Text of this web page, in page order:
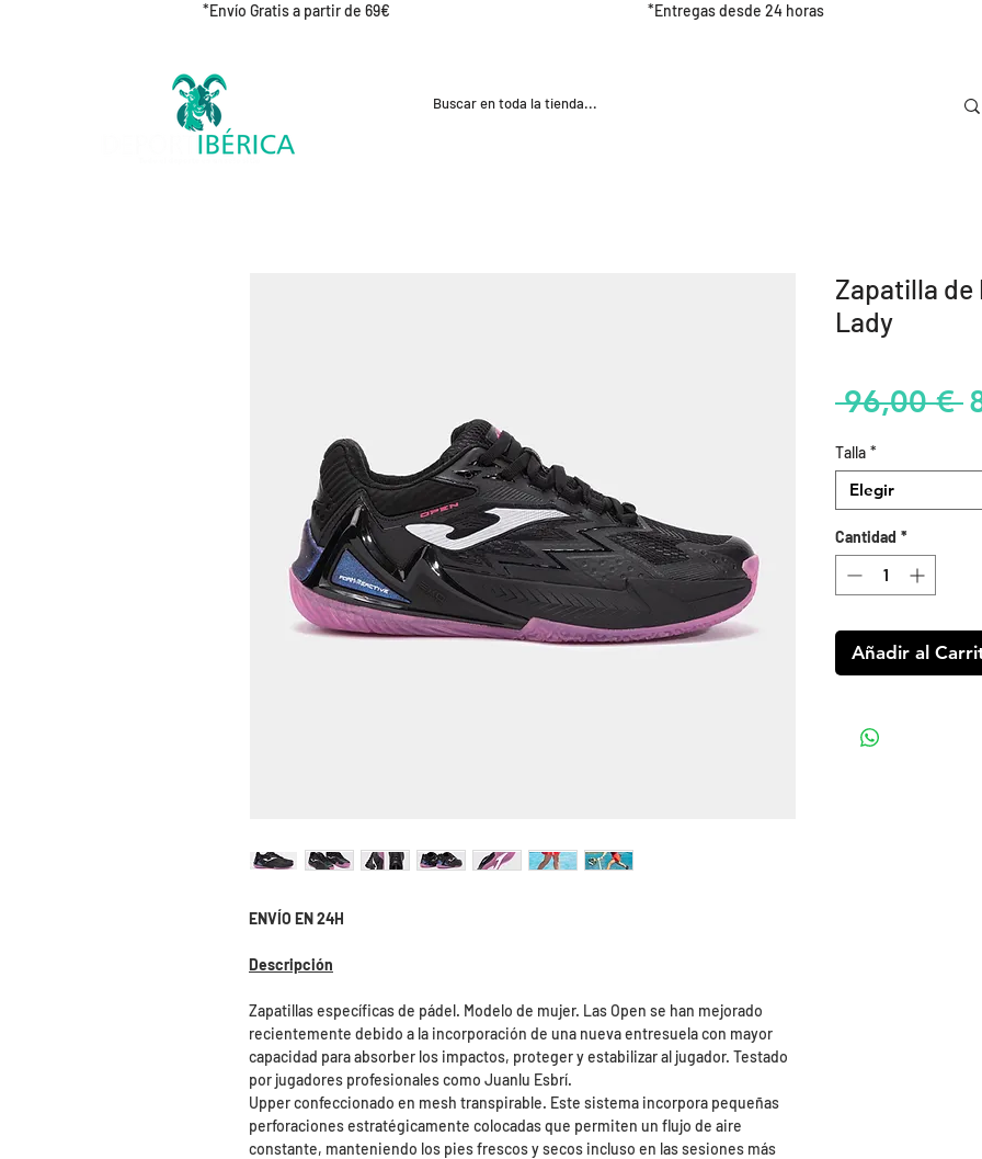
*Envío Gratis a partir de 69€ *Entregas desde 24 horas
ENVÍO EN 24H
Descripción
Zapatillas específicas de pádel. Modelo de mujer. Las Open se han mejorado
recientemente debido a la incorporación de una nueva entresuela con mayor
capacidad para absorber los impactos, proteger y estabilizar al jugador. Testado
por jugadores profesionales como Juanlu Esbrí.
Upper confeccionado en mesh transpirable. Este sistema incorpora pequeñas
perforaciones estratégicamente colocadas que permiten un flujo de aire
constante, manteniendo los pies frescos y secos incluso en las sesiones más
Zapatilla de
Lady
96,00 €
Talla *
Elegir
Cantidad *
Añadir al